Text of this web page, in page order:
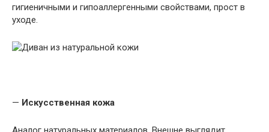
гигиеничными и гипоаллергенными свойствами, прост в
уходе.
— Искусственная кожа